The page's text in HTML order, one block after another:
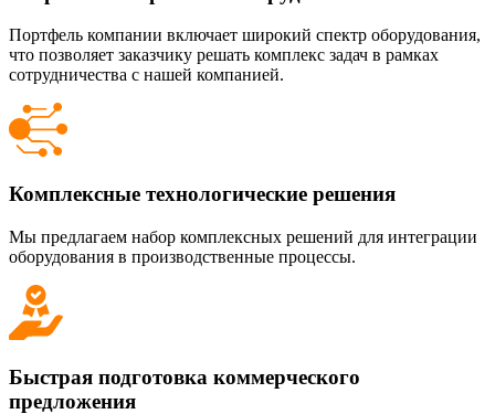
Портфель компании включает широкий спектр оборудования,
что позволяет заказчику решать комплекс задач в рамках
сотрудничества с нашей компанией.
Комплексные технологические решения
Мы предлагаем набор комплексных решений для интеграции
оборудования в производственные процессы.
Быстрая подготовка коммерческого
предложения